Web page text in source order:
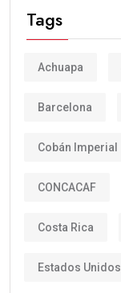
Tags
Achuapa
Barcelona
Cobán Imperial
CONCACAF
Costa Rica
Estados Unidos